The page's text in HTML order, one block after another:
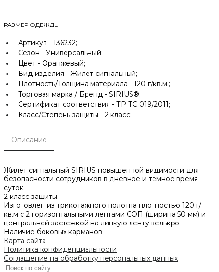
РАЗМЕР ОДЕЖДЫ
Артикул - 136232;
Сезон - Универсальный;
Цвет - Оранжевый;
Вид изделия - Жилет сигнальный;
Плотность/Толщина материала - 120 г/кв.м.;
Торговая марка / Бренд - SIRIUS®;
Сертификат соответствия - ТР ТС 019/2011;
Класс/Степень защиты - 2 класс;
Описание
Жилет сигнальный SIRIUS повышенной видимости для
безопасности сотрудников в дневное и темное время
суток.
2 класс защиты.
Изготовлен из трикотажного полотна плотностью 120 г/
кв.м с 2 горизонтальными лентами СОП (ширина 50 мм) и
центральной застежкой на липкую ленту велькро.
Наличие боковых карманов.
Карта сайта
Политика конфиденциальности
Соглашение на обработку персональных данных